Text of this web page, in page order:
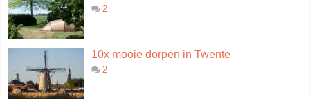
2
10x mooie dorpen in Twente
2